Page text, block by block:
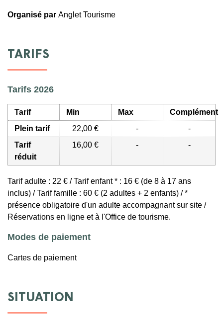
Organisé par Anglet Tourisme
TARIFS
Tarifs 2026
Tarif Min Max
Complément
Plein tarif
22,00 € -
-
Tarif
réduit
16,00 € - -
Tarif adulte : 22 € / Tarif enfant * : 16 € (de 8 à 17 ans
inclus) / Tarif famille : 60 € (2 adultes + 2 enfants) / *
présence obligatoire d'un adulte accompagnant sur site /
Réservations en ligne et à l'Office de tourisme.
Modes de paiement
Cartes de paiement
SITUATION